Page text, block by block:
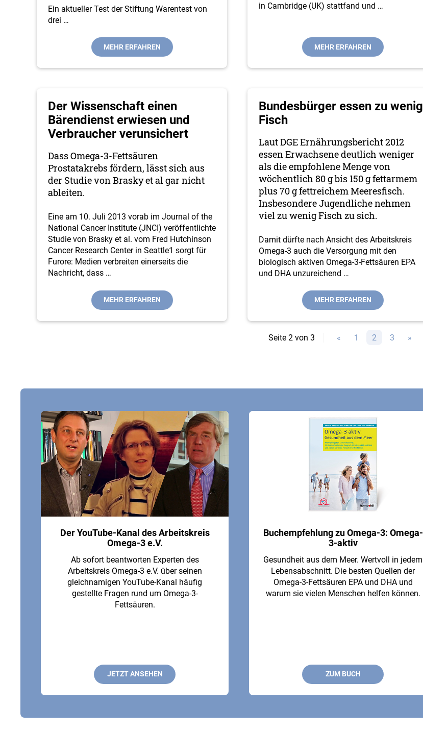
Ein aktueller Test der Stiftung Warentest von
drei …
MEHR ERFAHREN
in Cambridge (UK) stattfand und …
MEHR ERFAHREN
Der Wissenschaft einen
Bärendienst erwiesen und
Verbraucher verunsichert
Dass Omega-3-Fettsäuren
Prostatakrebs fördern, lässt sich aus
der Studie von Brasky et al gar nicht
ableiten.
Eine am 10. Juli 2013 vorab im Journal of the
National Cancer Institute (JNCI) veröffentlichte
Studie von Brasky et al. vom Fred Hutchinson
Cancer Research Center in Seattle1 sorgt für
Furore: Medien verbreiten einerseits die
Nachricht, dass …
MEHR ERFAHREN
Bundesbürger essen zu wenig
Fisch
Laut DGE Ernährungsbericht 2012
essen Erwachsene deutlich weniger
als die empfohlene Menge von
wöchentlich 80 g bis 150 g fettarmem
plus 70 g fettreichem Meeresfisch.
Insbeson­dere Jugendliche nehmen
viel zu wenig Fisch zu sich.
Damit dürfte nach Ansicht des Arbeitskreis
Omega-3 auch die Versorgung mit den
biologisch aktiven Omega-3-Fettsäuren EPA
und DHA unzureichend …
MEHR ERFAHREN
Seite 2 von 3 « 1 2 3 »
Der YouTube-Kanal des Arbeitskreis
Omega-3 e.V.
Ab sofort beantworten Experten des
Arbeitskreis Omega-3 e.V. über seinen
gleichnamigen YouTube-Kanal häufig
gestellte Fragen rund um Omega-3-
Fettsäuren.
JETZT ANSEHEN
Buchempfehlung zu Omega-3: Omega-
3-aktiv
Gesundheit aus dem Meer. Wertvoll in jedem
Lebensabschnitt. Die besten Quellen der
Omega-3-Fettsäuren EPA und DHA und
warum sie vielen Menschen helfen können.
ZUM BUCH